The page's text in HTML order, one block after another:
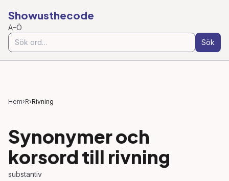
Showusthecode
A–Ö
Sök
Hem›R›Rivning
Synonymer och
korsord till rivning
substantiv